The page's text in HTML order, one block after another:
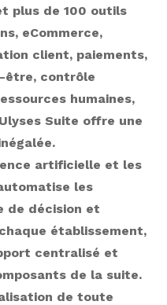
plus de 100 outils
eCommerce,
client, paiements,
être, contrôle
humaines,
Suite offre une
artificielle et les
les
de décision et
établissement,
centralisé et
de la suite.
de toute